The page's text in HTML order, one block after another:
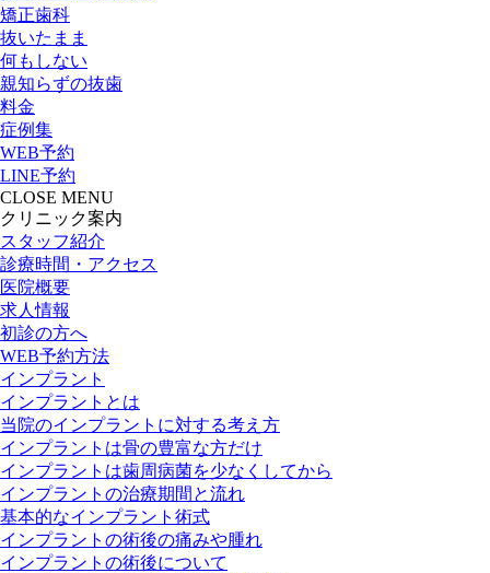
矯正歯科
抜いたまま
何もしない
親知らずの抜歯
料金
症例集
WEB予約
LINE予約
CLOSE MENU
クリニック案内
スタッフ紹介
診療時間・アクセス
医院概要
求人情報
初診の方へ
WEB予約方法
インプラント
インプラントとは
当院のインプラントに対する考え方
インプラントは骨の豊富な方だけ
インプラントは歯周病菌を少なくしてから
インプラントの治療期間と流れ
基本的なインプラント術式
インプラントの術後の痛みや腫れ
インプラントの術後について